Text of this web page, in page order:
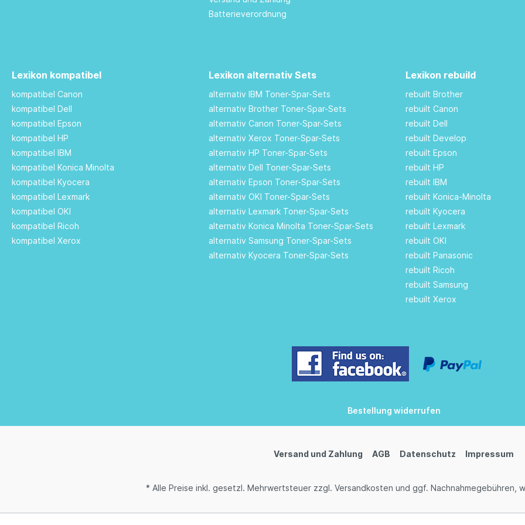
Batterieverordnung
Lexikon kompatibel
kompatibel Canon
kompatibel Dell
kompatibel Epson
kompatibel HP
kompatibel IBM
kompatibel Konica Minolta
kompatibel Kyocera
kompatibel Lexmark
kompatibel OKI
kompatibel Ricoh
kompatibel Xerox
Lexikon alternativ Sets
alternativ IBM Toner-Spar-Sets
alternativ Brother Toner-Spar-Sets
alternativ Canon Toner-Spar-Sets
alternativ Xerox Toner-Spar-Sets
alternativ HP Toner-Spar-Sets
alternativ Dell Toner-Spar-Sets
alternativ Epson Toner-Spar-Sets
alternativ OKI Toner-Spar-Sets
alternativ Lexmark Toner-Spar-Sets
alternativ Konica Minolta Toner-Spar-Sets
alternativ Samsung Toner-Spar-Sets
alternativ Kyocera Toner-Spar-Sets
Lexikon rebuild
rebuilt Brother
rebuilt Canon
rebuilt Dell
rebuilt Develop
rebuilt Epson
rebuilt HP
rebuilt IBM
rebuilt Konica-Minolta
rebuilt Kyocera
rebuilt Lexmark
rebuilt OKI
rebuilt Panasonic
rebuilt Ricoh
rebuilt Samsung
rebuilt Xerox
Bestellung widerrufen
Versand und Zahlung AGB Datenschutz Impressum
* Alle Preise inkl. gesetzl. Mehrwertsteuer zzgl. Versandkosten und ggf. Nachnahmegebühren,